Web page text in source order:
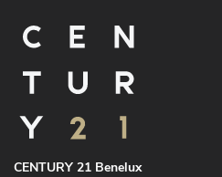
CENTURY 21 Benelux